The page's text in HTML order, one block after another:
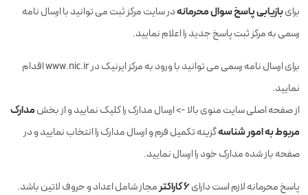
برایبازیابی پاسخ سوال محرمانهدر سایت مرکز ثبت می توانید با ارسال نامه
رسمی به مرکز ثبت پاسخ جدید را اعلام نمایید.
برای ارسال نامه رسمی می توانید با ورود به مرکز ایرنیک در www.nic.ir اقدام
نمایید.
از صفحه اصلی سایت منوی بالا -> ارسال مدارک را کلیک نمایید و از بخشمدارک
مربوط به امور شناسهگزینه تکمیل فرم و ارسال مدارک را انتخاب نمایید و در
صفحه باز شده مدارک خود را ارسال نمایید.
پاسخ محرمانه لازم است دارای مجاز شامل اعداد و حروف لاتین باشد.